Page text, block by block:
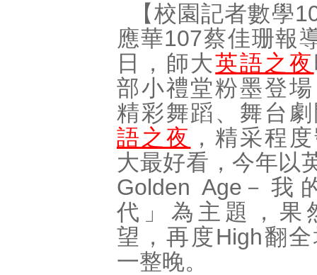
【校園記者數學
應華107蔡佳珊報
日，師大英語之夜
部小禮堂粉墨登
精彩舞蹈、舞台
語之夜 ，精采程
大最好看，今年以
Golden Age－我
代」為主題，果
望，再度High翻
一整晚。